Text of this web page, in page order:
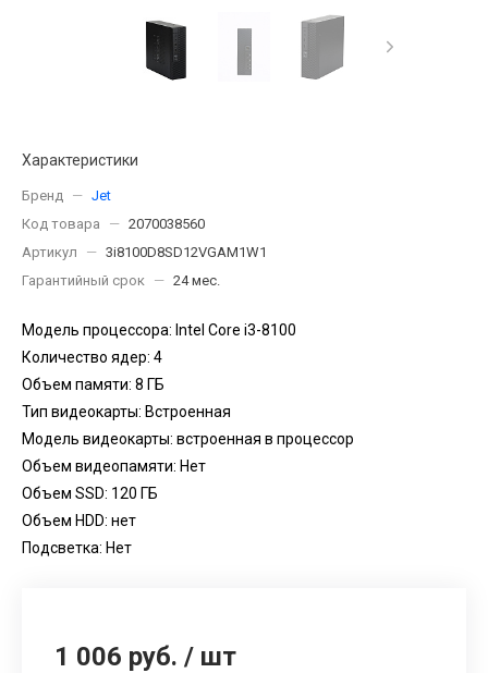
Характеристики
Бренд — Jet
Код товара
— 2070038560
Артикул
— 3i8100D8SD12VGAM1W1
Гарантийный срок
— 24 мес.
Модель процессора: Intel Core i3-8100
Количество ядер: 4
Объем памяти: 8 ГБ
Тип видеокарты: Встроенная
Модель видеокарты: встроенная в процессор
Объем видеопамяти: Нет
Объем SSD: 120 ГБ
Объем HDD: нет
Подсветка: Нет
1 006 руб. / шт